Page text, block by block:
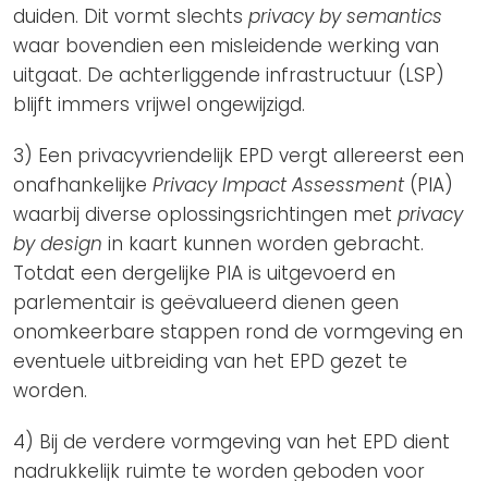
duiden. Dit vormt slechts privacy by semantics
waar bovendien een misleidende werking van
uitgaat. De achterliggende infrastructuur (LSP)
blijft immers vrijwel ongewijzigd.
3) Een privacyvriendelijk EPD vergt allereerst een
onafhankelijke Privacy Impact Assessment(PIA)
waarbij diverse oplossingsrichtingen met privacy
by design in kaart kunnen worden gebracht.
Totdat een dergelijke PIA is uitgevoerd en
parlementair is geëvalueerd dienen geen
onomkeerbare stappen rond de vormgeving en
eventuele uitbreiding van het EPD gezet te
worden.
4) Bij de verdere vormgeving van het EPD dient
nadrukkelijk ruimte te worden geboden voor